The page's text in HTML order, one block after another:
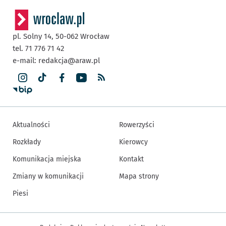
pl. Solny 14, 50-062 Wrocław
tel. 71 776 71 42
e-mail: redakcja@araw.pl
Aktualności
Rozkłady
Komunikacja miejska
Zmiany w komunikacji
Piesi
Rowerzyści
Kierowcy
Kontakt
Mapa strony
Inne informacje